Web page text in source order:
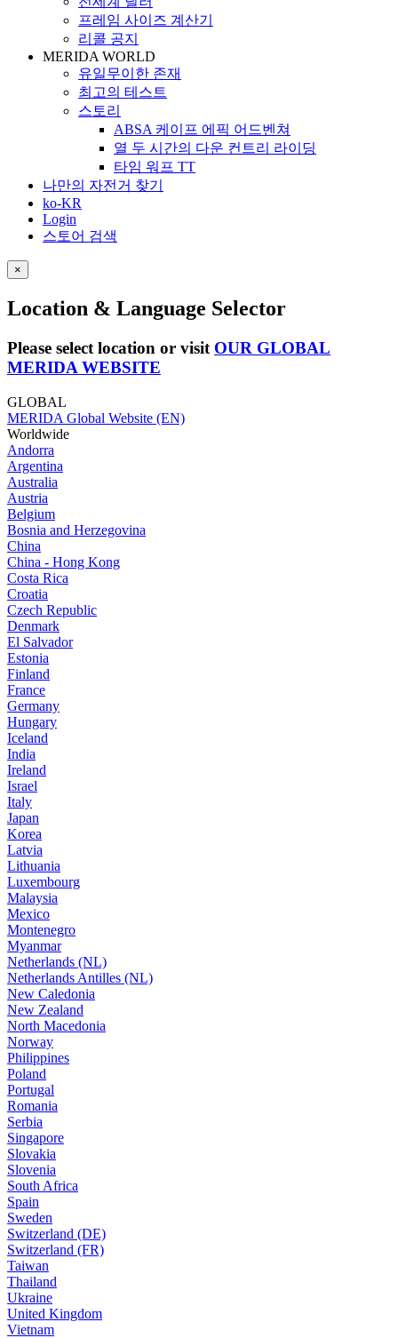
프레임 사이즈 계산기
리콜 공지
MERIDA WORLD
유일무이한 존재
최고의 테스트
스토리
ABSA 케이프 에픽 어드벤쳐
열 두 시간의 다운 컨트리 라이딩
타임 워프 TT
나만의 자전거 찾기
ko-KR
Login
스토어 검색
×
Location & Language Selector
Please select location or visit OUR GLOBAL
MERIDA WEBSITE
GLOBAL
MERIDA Global Website (EN)
Worldwide
Andorra
Argentina
Australia
Austria
Belgium
Bosnia and Herzegovina
China
China - Hong Kong
Costa Rica
Croatia
Czech Republic
Denmark
El Salvador
Estonia
Finland
France
Germany
Hungary
Iceland
India
Ireland
Israel
Italy
Japan
Korea
Latvia
Lithuania
Luxembourg
Malaysia
Mexico
Montenegro
Myanmar
Netherlands (NL)
Netherlands Antilles (NL)
New Caledonia
New Zealand
North Macedonia
Norway
Philippines
Poland
Portugal
Romania
Serbia
Singapore
Slovakia
Slovenia
South Africa
Spain
Sweden
Switzerland (DE)
Switzerland (FR)
Taiwan
Thailand
Ukraine
United Kingdom
Vietnam